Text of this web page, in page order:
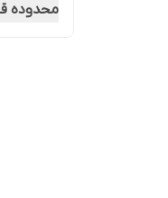
محدوده